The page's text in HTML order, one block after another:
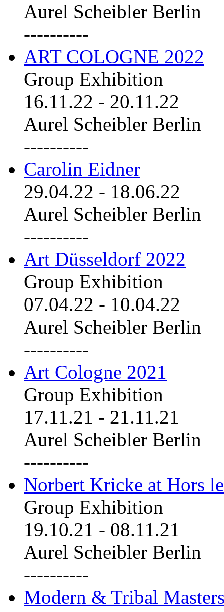
Aurel Scheibler Berlin
----------
ART COLOGNE 2022
Group Exhibition
16.11.22 - 20.11.22
Aurel Scheibler Berlin
----------
Carolin Eidner
29.04.22 - 18.06.22
Aurel Scheibler Berlin
----------
Art Düsseldorf 2022
Group Exhibition
07.04.22 - 10.04.22
Aurel Scheibler Berlin
----------
Art Cologne 2021
Group Exhibition
17.11.21 - 21.11.21
Aurel Scheibler Berlin
----------
Norbert Kricke at Hors
Group Exhibition
19.10.21 - 08.11.21
Aurel Scheibler Berlin
----------
Modern & Tribal